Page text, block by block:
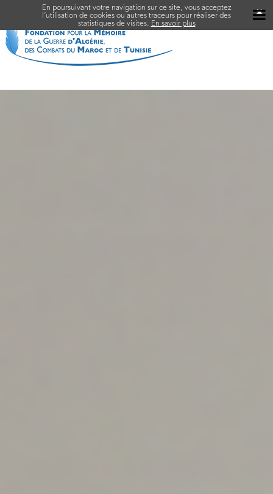
En poursuivant votre navigation sur ce site, vous acceptez
l’utilisation de cookies ou autres traceurs pour réaliser des
statistiques de visites. En savoir plus
✖